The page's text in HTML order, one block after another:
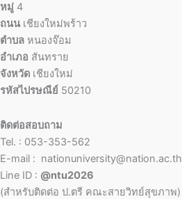
หมู่ 4
ถนน เชียงใหม่พร้าว
ตำบล หนองจ๊อม
อำเภอ สันทราย
จังหวัด เชียงใหม่
รหัสไปรษณีย์ 50210
ติดต่อสอบถาม
Tel. : 053-353-562
E-mail : nationuniversity@nation.ac.th
Line ID : @ntu2026
(สำหรับติดต่อ ป.ตรี คณะสายวิทย์สุขภาพ)